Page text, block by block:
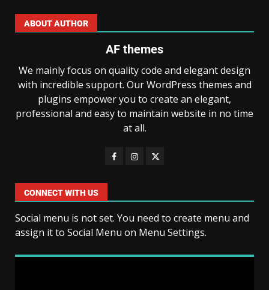
ABOUT AUTHOR
AF themes
We mainly focus on quality code and elegant design
with incredible support. Our WordPress themes and
plugins empower you to create an elegant,
professional and easy to maintain website in no time
at all.
CONNECT WITH US
Social menu is not set. You need to create menu and
assign it to Social Menu on Menu Settings.